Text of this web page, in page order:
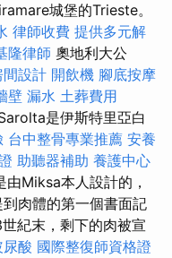
城堡的Trieste。
律師收費 提供多元解
隆律師 奧地利大公
間設計 開飲機 腳底按摩
壁 漏水 土葬費用
是伊斯特里亞白
台中整骨專業推薦 安養
助聽器補助 養護中心
Miksa本人設計的，
肉體的第一個書面記
紀末，剩下的肉被宣
尿酸 國際整復師資格證